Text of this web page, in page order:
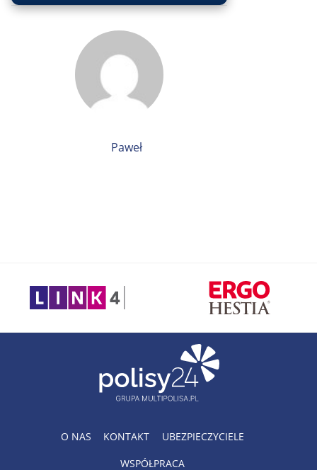
Paweł
O NAS KONTAKT UBEZPIECZYCIELE
WSPÓŁPRACA